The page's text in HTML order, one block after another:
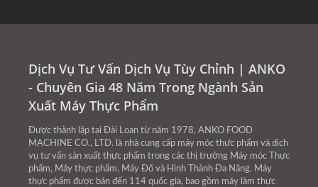
Dịch Vụ Tư Vấn Dịch Vụ Tùy Chỉnh | ANKO
- Chuyên Gia 48 Năm Trong Ngành Sản
Xuất Máy Thực Phẩm
Được thành lập tại Đài Loan từ năm 1978, ANKO FOOD
MACHINE CO., LTD. là nhà cung cấp máy móc thực phẩm và dịch
vụ tư vấn sản xuất thực phẩm trong các thị trường Máy móc Thực
phẩm, Máy thực phẩm, Máy Đổ và Hình Thành Đa Năng. Máy
thực phẩm được bán đến 114 quốc gia, bao gồm máy làm thực